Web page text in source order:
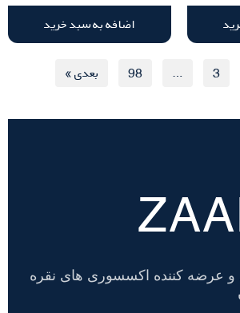
اضافه به سبد خرید
3
…
98 بعدی »
و عرضه کننده اکسسوری های نقره